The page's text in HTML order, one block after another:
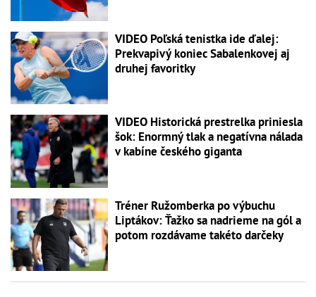
VIDEO Poľská tenistka ide ďalej:
Prekvapivý koniec Sabalenkovej aj
druhej favoritky
VIDEO Historická prestrelka priniesla
šok: Enormný tlak a negatívna nálada
v kabíne českého giganta
Tréner Ružomberka po výbuchu
Liptákov: Ťažko sa nadrieme na gól a
potom rozdávame takéto darčeky